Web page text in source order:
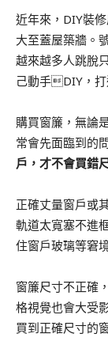
近年來，DIY裝
大至蓋屋築牆。
越來越多人跳脫
己動手DIY，打
購買窗簾，無論
常會先面臨到的
戶，才不會買錯
正確丈量窗戶或
軌道太寬塞不進
住窗戶玻璃等窘
窗簾尺寸不正確
格視覺也會大受
買到正確尺寸的